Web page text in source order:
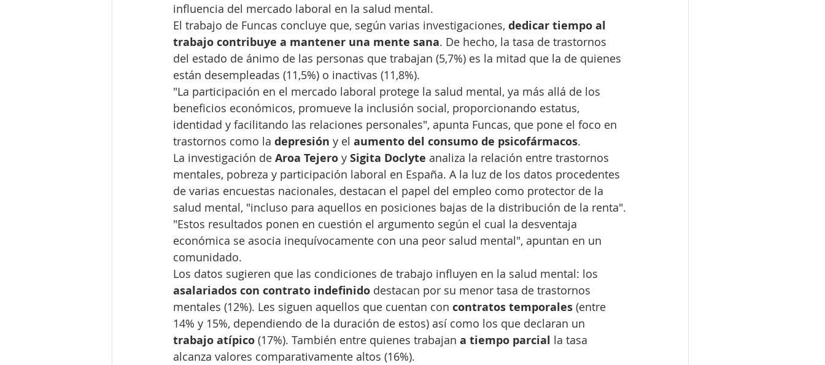
influencia del mercado laboral en la salud mental.
El trabajo de Funcas concluye que, según varias investigaciones, dedicar tiempo al
trabajo contribuye a mantener una mente sana. De hecho, la tasa de trastornos
del estado de ánimo de las personas que trabajan (5,7%) es la mitad que la de quienes
están desempleadas (11,5%) o inactivas (11,8%).
"La participación en el mercado laboral protege la salud mental, ya más allá de los
beneficios económicos, promueve la inclusión social, proporcionando estatus,
identidad y facilitando las relaciones personales", apunta Funcas, que pone el foco en
trastornos como la depresión y el aumento del consumo de psicofármacos.
La investigación de Aroa Tejero y Sigita Doclyte analiza la relación entre trastornos
mentales, pobreza y participación laboral en España. A la luz de los datos procedentes
de varias encuestas nacionales, destacan el papel del empleo como protector de la
salud mental, "incluso para aquellos en posiciones bajas de la distribución de la renta".
"Estos resultados ponen en cuestión el argumento según el cual la desventaja
económica se asocia inequívocamente con una peor salud mental", apuntan en un
comunidado.
Los datos sugieren que las condiciones de trabajo influyen en la salud mental: los
asalariados con contrato indefinido destacan por su menor tasa de trastornos
mentales (12%). Les siguen aquellos que cuentan con contratos temporales (entre
14% y 15%, dependiendo de la duración de estos) así como los que declaran un
trabajo atípico (17%). También entre quienes trabajan a tiempo parcial la tasa
alcanza valores comparativamente altos (16%).